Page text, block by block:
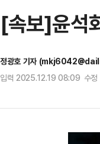
[속보]윤석
정광호 기자
입력 2025.12.19 08:09 수